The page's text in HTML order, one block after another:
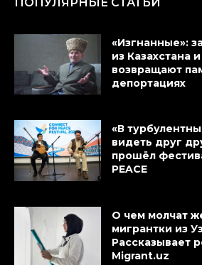
«Изгнанные»:
из Казахстана
возвращают
депортациях
«В
видеть друг
прошёл
PEACE
О чем молчат
мигрантки из
Рассказывает
Migrant.uz